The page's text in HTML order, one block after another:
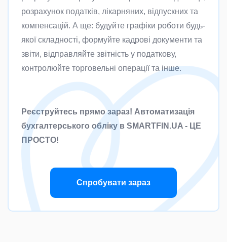
розрахунок податків, лікарняних, відпускних та
компенсацій. А ще: будуйте графіки роботи будь-
якої складності, формуйте кадрові документи та
звіти, відправляйте звітність у податкову,
контролюйте торговельні операції та інше.
Реєструйтесь прямо зараз! Автоматизація
бухгалтерського обліку в SMARTFIN.UA - ЦЕ
ПРОСТО!
Спробувати зараз